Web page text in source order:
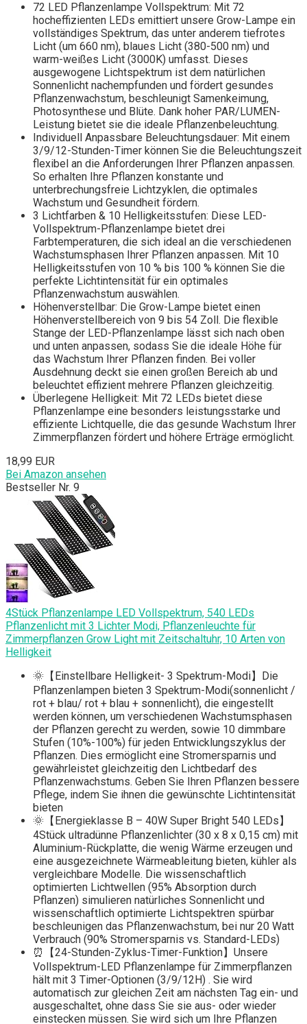
72 LED Pflanzenlampe Vollspektrum: Mit 72
hocheffizienten LEDs emittiert unsere Grow-Lampe ein
vollständiges Spektrum, das unter anderem tiefrotes
Licht (um 660 nm), blaues Licht (380-500 nm) und
warm-weißes Licht (3000K) umfasst. Dieses
ausgewogene Lichtspektrum ist dem natürlichen
Sonnenlicht nachempfunden und fördert gesundes
Pflanzenwachstum, beschleunigt Samenkeimung,
Photosynthese und Blüte. Dank hoher PAR/LUMEN-
Leistung bietet sie die ideale Pflanzenbeleuchtung.
Individuell Anpassbare Beleuchtungsdauer: Mit einem
3/9/12-Stunden-Timer können Sie die Beleuchtungszeit
flexibel an die Anforderungen Ihrer Pflanzen anpassen.
So erhalten Ihre Pflanzen konstante und
unterbrechungsfreie Lichtzyklen, die optimales
Wachstum und Gesundheit fördern.
3 Lichtfarben & 10 Helligkeitsstufen: Diese LED-
Vollspektrum-Pflanzenlampe bietet drei
Farbtemperaturen, die sich ideal an die verschiedenen
Wachstumsphasen Ihrer Pflanzen anpassen. Mit 10
Helligkeitsstufen von 10 % bis 100 % können Sie die
perfekte Lichtintensität für ein optimales
Pflanzenwachstum auswählen.
Höhenverstellbar: Die Grow-Lampe bietet einen
Höhenverstellbereich von 9 bis 54 Zoll. Die flexible
Stange der LED-Pflanzenlampe lässt sich nach oben
und unten anpassen, sodass Sie die ideale Höhe für
das Wachstum Ihrer Pflanzen finden. Bei voller
Ausdehnung deckt sie einen großen Bereich ab und
beleuchtet effizient mehrere Pflanzen gleichzeitig.
Überlegene Helligkeit: Mit 72 LEDs bietet diese
Pflanzenlampe eine besonders leistungsstarke und
effiziente Lichtquelle, die das gesunde Wachstum Ihrer
Zimmerpflanzen fördert und höhere Erträge ermöglicht.
18,99 EUR
Bei Amazon ansehen
Bestseller Nr. 9
4Stück Pflanzenlampe LED Vollspektrum, 540 LEDs
Pflanzenlicht mit 3 Lichter Modi, Pflanzenleuchte für
Zimmerpflanzen Grow Light mit Zeitschaltuhr, 10 Arten von
Helligkeit
🌞【Einstellbare Helligkeit- 3 Spektrum-Modi】Die
Pflanzenlampen bieten 3 Spektrum-Modi(sonnenlicht /
rot + blau/ rot + blau + sonnenlicht), die eingestellt
werden können, um verschiedenen Wachstumsphasen
der Pflanzen gerecht zu werden, sowie 10 dimmbare
Stufen (10%-100%) für jeden Entwicklungszyklus der
Pflanzen. Dies ermöglicht eine Stromersparnis und
gewährleistet gleichzeitig den Lichtbedarf des
Pflanzenwachstums. Geben Sie Ihren Pflanzen bessere
Pflege, indem Sie ihnen die gewünschte Lichtintensität
bieten
🌞【Energieklasse B – 40W Super Bright 540 LEDs】
4Stück ultradünne Pflanzenlichter (30 x 8 x 0,15 cm) mit
Aluminium-Rückplatte, die wenig Wärme erzeugen und
eine ausgezeichnete Wärmeableitung bieten, kühler als
vergleichbare Modelle. Die ​wissenschaftlich
optimierten Lichtwellen (95% Absorption durch
Pflanzen) simulieren natürliches Sonnenlicht und
wissenschaftlich optimierte Lichtspektren spürbar
beschleunigen das Pflanzenwachstum, bei nur ​20 Watt
Verbrauch (90% Stromersparnis vs. Standard-LEDs)
⏰️【24-Stunden-Zyklus-Timer-Funktion】Unsere ​
Vollspektrum-LED Pflanzenlampe für Zimmerpflanzen
hält mit 3 Timer-Optionen (3/9/12H) . Sie wird
automatisch zur gleichen Zeit am nächsten Tag ein- und
ausgeschaltet, ohne dass Sie sie aus- oder wieder
einstecken müssen. Sie wird sich um Ihre Pflanzen